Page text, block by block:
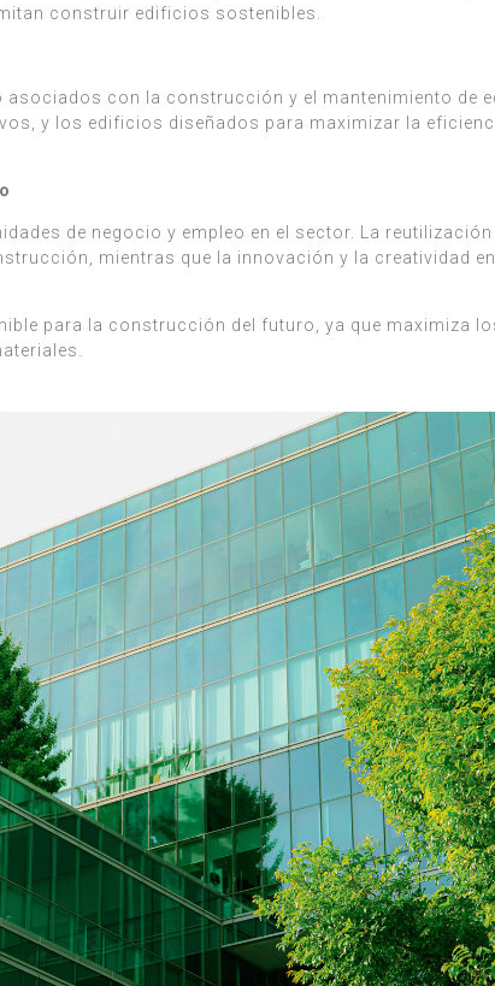
construir edificios sostenibles.
con la construcción y el mantenimiento de
y los edificios diseñados para maximizar la
de negocio y empleo en el sector. La
mientras que la innovación y la creatividad
para la construcción del futuro, ya que maximiza